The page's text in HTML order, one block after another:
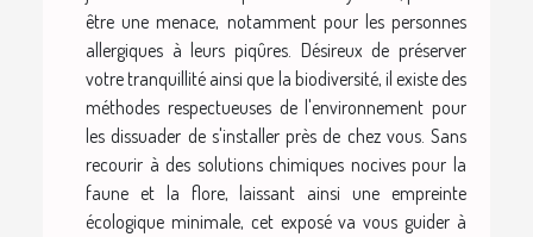
être une menace, notamment pour les personnes
allergiques à leurs piqûres. Désireux de préserver
votre tranquillité ainsi que la biodiversité, il existe des
méthodes respectueuses de l'environnement pour
les dissuader de s'installer près de chez vous. Sans
recourir à des solutions chimiques nocives pour la
faune et la flore, laissant ainsi une empreinte
écologique minimale, cet exposé va vous guider à